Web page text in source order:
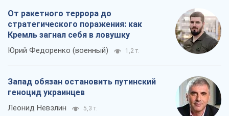
От ракетного террора до
стратегического поражения: как
Кремль загнал себя в ловушку
Юрий Федоренко (военный) 1,2 т.
Запад обязан остановить путинский
геноцид украинцев
Леонид Невзлин 5,3 т.